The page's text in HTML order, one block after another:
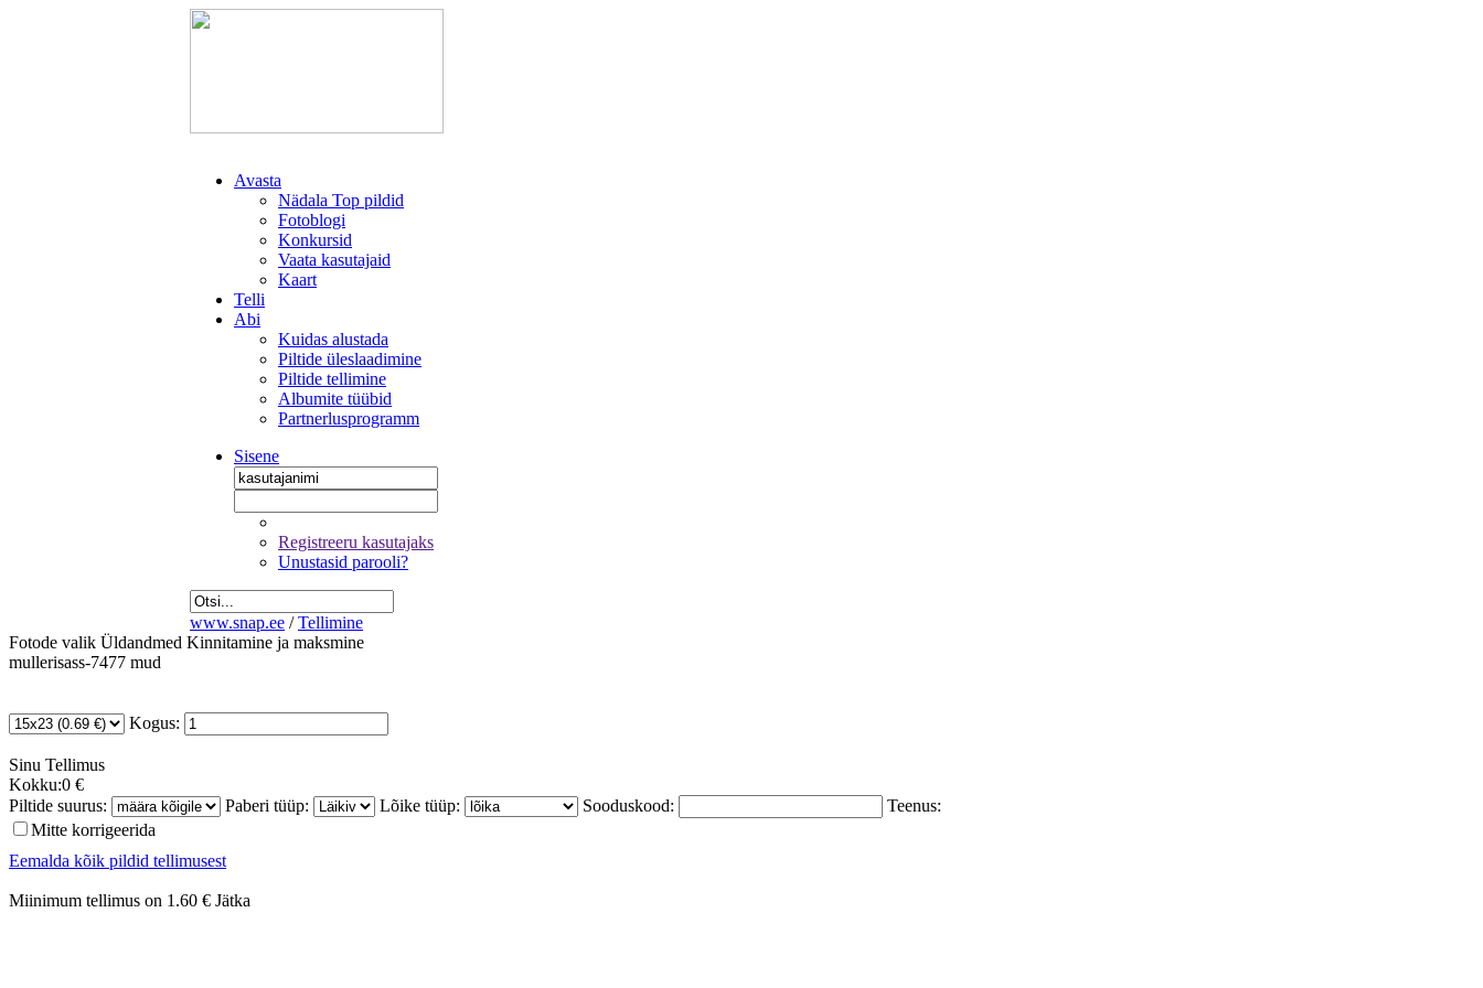
Avasta
Nädala Top pildid
Fotoblogi
Konkursid
Vaata kasutajaid
Kaart
Telli
Abi
Kuidas alustada
Piltide üleslaadimine
Piltide tellimine
Albumite tüübid
Partnerlusprogramm
Sisene
Registreeru kasutajaks
Unustasid parooli?
www.snap.ee / Tellimine
Fotode valik Üldandmed Kinnitamine ja maksmine
mullerisass-7477 mud
Kogus:
Sinu Tellimus
Kokku:0 €
Piltide suurus:
Paberi tüüp: Lõike tüüp: Sooduskood:
Teenus:
Mitte korrigeerida
Eemalda kõik pildid tellimusest
Miinimum tellimus on 1.60 € Jätka